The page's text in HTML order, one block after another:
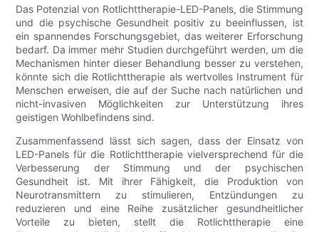
Das Potenzial von Rotlichttherapie-LED-Panels, die Stimmung
und die psychische Gesundheit positiv zu beeinflussen, ist
ein spannendes Forschungsgebiet, das weiterer Erforschung
bedarf. Da immer mehr Studien durchgeführt werden, um die
Mechanismen hinter dieser Behandlung besser zu verstehen,
könnte sich die Rotlichttherapie als wertvolles Instrument für
Menschen erweisen, die auf der Suche nach natürlichen und
nicht-invasiven Möglichkeiten zur Unterstützung ihres
geistigen Wohlbefindens sind.
Zusammenfassend lässt sich sagen, dass der Einsatz von
LED-Panels für die Rotlichttherapie vielversprechend für die
Verbesserung der Stimmung und der psychischen
Gesundheit ist. Mit ihrer Fähigkeit, die Produktion von
Neurotransmittern zu stimulieren, Entzündungen zu
reduzieren und eine Reihe zusätzlicher gesundheitlicher
Vorteile zu bieten, stellt die Rotlichttherapie eine